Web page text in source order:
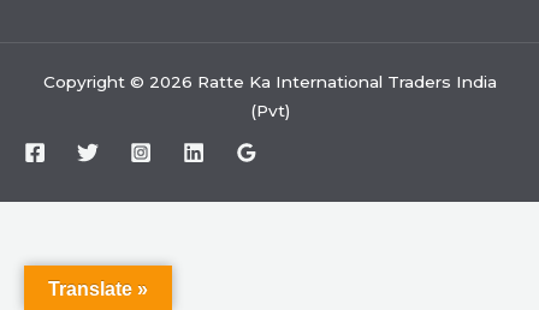
Copyright © 2026 Ratte Ka International Traders India
(Pvt)
Translate »